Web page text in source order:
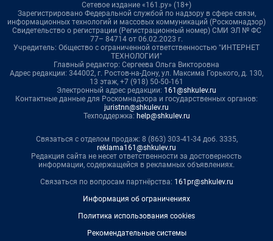
Сетевое издание «161.ру» (18+)
Зарегистрировано Федеральной службой по надзору в сфере связи,
информационных технологий и массовых коммуникаций (Роскомнадзор)
Свидетельство о регистрации (Регистрационный номер) СМИ ЭЛ № ФС
77– 84714 от 06.02.2023 г.
Учредитель: Общество с ограниченной ответственностью "ИНТЕРНЕТ
ТЕХНОЛОГИИ"
Главный редактор: Сергеева Ольга Викторовна
Адрес редакции: 344002, г. Ростов-на-Дону, ул. Максима Горького, д. 130,
13 этаж, +7 (918) 50-50-161
Электронный адрес редакции: 161@shkulev.ru
Контактные данные для Роскомнадзора и государственных органов:
juristnn@shkulev.ru
Техподдержка: help@shkulev.ru
Связаться с отделом продаж: 8 (863) 303-41-34 доб. 3335,
reklama161@shkulev.ru
Редакция сайта не несет ответственности за достоверность
информации, содержащейся в рекламных объявлениях.
Связаться по вопросам партнёрства: 161pr@shkulev.ru
Информация об ограничениях
Политика использования cookies
Рекомендательные системы